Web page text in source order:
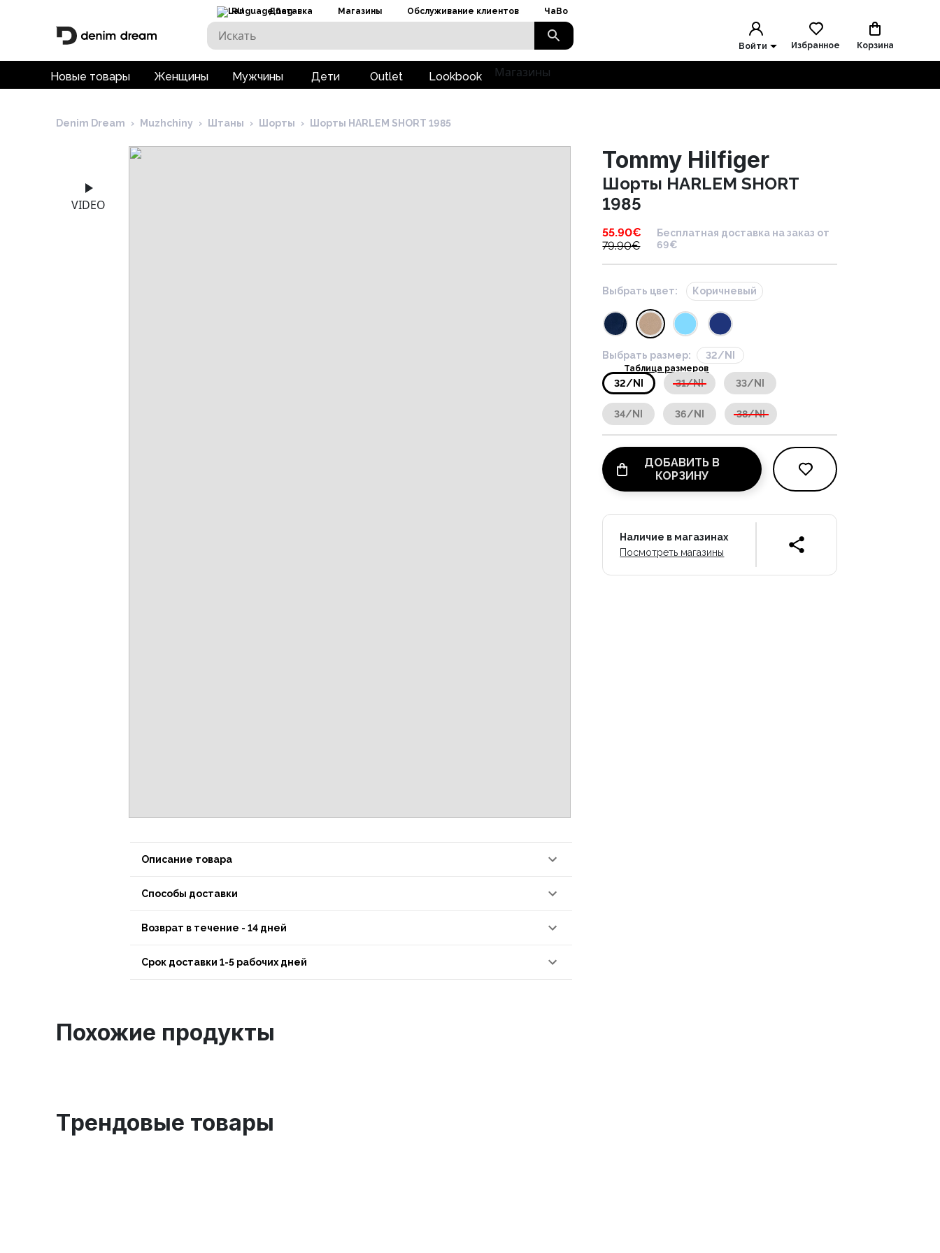
RU Доставка Магазины Обслуживание клиентов ЧаВо
Войти Избранное Корзина
Новые товары Женщины Мужчины Дети Outlet Lookbook Магазины
Denim Dream › Muzhchiny › Штаны › Шорты › Шорты HARLEM SHORT 1985
VIDEO
Описание товара
Способы доставки
Возврат в течение - 14 дней
Срок доставки 1-5 рабочих дней
Tommy Hilfiger
Шорты HARLEM SHORT
1985
55.90€
79.90€
Бесплатная доставка на заказ от
69€
Выбрать цвет: Коричневый
Выбрать размер: 32/NI
Таблица размеров
32/NI 31/NI 33/NI
34/NI 36/NI 38/NI
ДОБАВИТЬ В
КОРЗИНУ
Наличие в магазинах
Посмотреть магазины
Похожие продукты
Tрендовые товары